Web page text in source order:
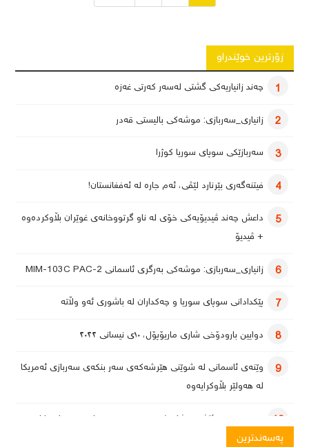
زۆرترین خوێندراو
1 چەند زانیاریەکی گشتی لەسەر کەرتی غەزە
2 زانیاری_سەربازی: موشەکی بالیستی قەدر
3 سەربازێکی سوپای سوریا کوژرا
4 فیتنەگەری بێرنارد لێڤی، ئەم جارە لە ئەفغانستان!
5
داعش چەند ڤیدیۆیەکی خۆی لە ناو گرتووخانەی غوێران بڵاوکردەوە
+ ڤیدیۆ
6 زانیاری_سەربازی: موشەکی بەرگری ئاسمانی MIM-103C PAC-2
7 پێکدادانی سوپای سوریا و چەکداران لە باشوری ئەو وڵاتە
8 دوایین بارودۆخی شاری ماریۆپۆل، ١٠ی نیسانی ٢٠٢٢
9
وێنەی ئاسمانی لە شوێنی هێرشەکەی سەر بنکەی سەربازی ئەمریکا
لە هەولێر بڵاوکرایەوە
10 یەمەن بەرەو ئاشتی؛ شاندێکی سعوودیە سەردانی سەنعا دەکات
پەسەندترین